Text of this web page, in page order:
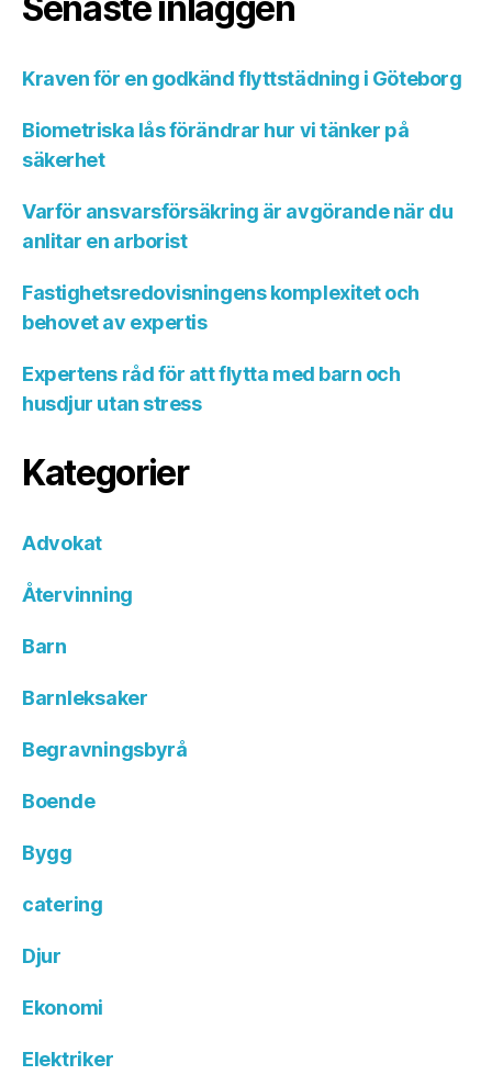
Kraven för en godkänd flyttstädning i Göteborg
Biometriska lås förändrar hur vi tänker på
säkerhet
Varför ansvarsförsäkring är avgörande när du
anlitar en arborist
Fastighetsredovisningens komplexitet och
behovet av expertis
Expertens råd för att flytta med barn och
husdjur utan stress
Kategorier
Advokat
Återvinning
Barn
Barnleksaker
Begravningsbyrå
Boende
Bygg
catering
Djur
Ekonomi
Elektriker